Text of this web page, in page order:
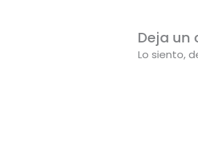
Deja un
Lo siento,